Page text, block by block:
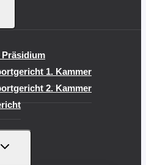
1. Kammer
2. Kammer
UNTERMENÜ